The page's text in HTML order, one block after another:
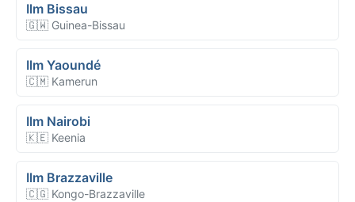
Ilm Bissau
🇬🇼 Guinea-Bissau
Ilm Yaoundé
🇨🇲 Kamerun
Ilm Nairobi
🇰🇪 Keenia
Ilm Brazzaville
🇨🇬 Kongo-Brazzaville